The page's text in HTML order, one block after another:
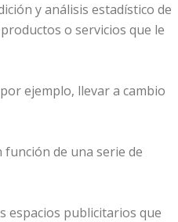
y análisis estadístico de
o servicios que le
ejemplo, llevar a cambio
de una serie de
espacios publicitarios que